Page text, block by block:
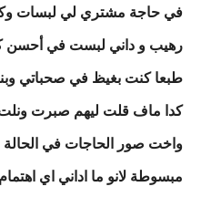
في حاجة مشتري لي لبسات
رهيب و داني لبست في أحسن
طبعا كنت بغيظ في صحباتي
كدا ماف قلت ليهم صبرت
واخت صور الحاجات في
مبسوطة لانو ما اداني اي